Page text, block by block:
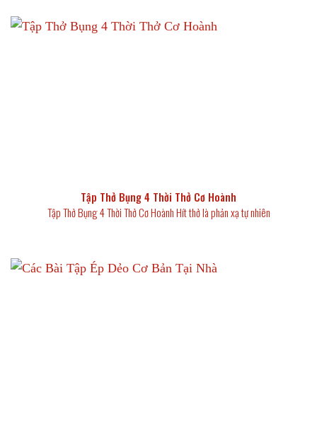
Tập Thở Bụng 4 Thời Thở Cơ Hoành
Tập Thở Bụng 4 Thời Thở Cơ Hoành Hít thở là phản xạ tự nhiên